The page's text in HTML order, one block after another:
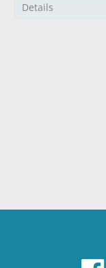
Details